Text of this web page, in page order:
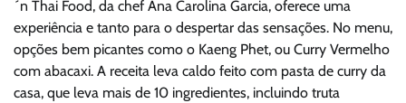
´n Thai Food, da chef Ana Carolina Garcia, oferece uma
experiência e tanto para o despertar das sensações. No menu,
opções bem picantes como o Kaeng Phet, ou Curry Vermelho
com abacaxi. A receita leva caldo feito com pasta de curry da
casa, que leva mais de 10 ingredientes, incluindo truta